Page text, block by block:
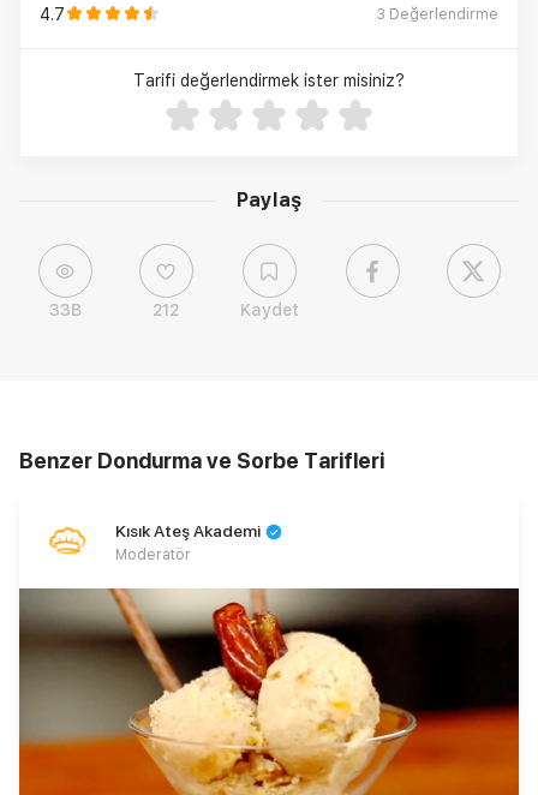
Paylaş
33B 212 Kaydet
4.7 3 Değerlendirme
Tarifi değerlendirmek ister misiniz?
Benzer Dondurma ve Sorbe Tarifleri
Kısık Ateş Akademi
Moderatör